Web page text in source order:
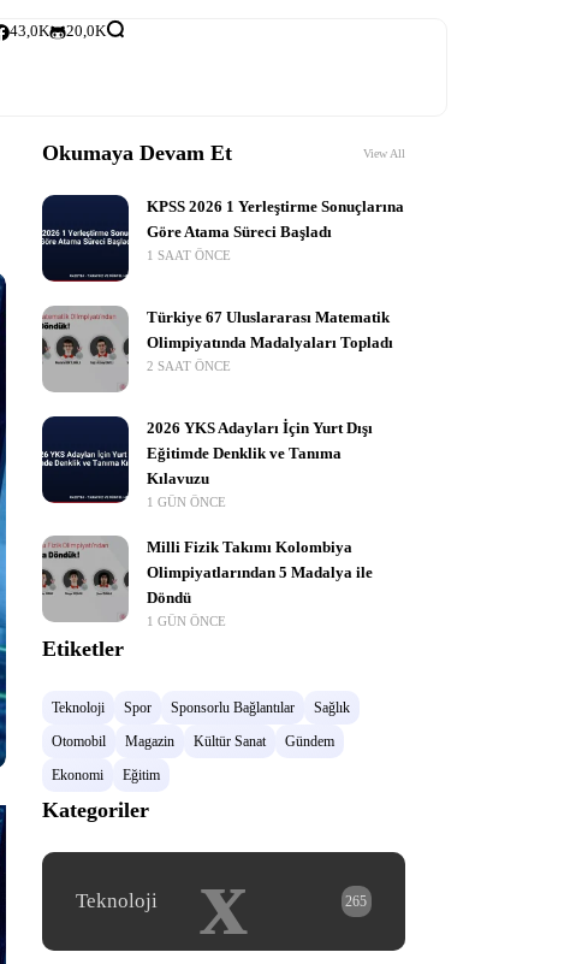
43,0K 20,0K
Okumaya Devam Et View All
KPSS 2026 1 Yerleştirme Sonuçlarına
Göre Atama Süreci Başladı
1 SAAT ÖNCE
Türkiye 67 Uluslararası Matematik
Olimpiyatında Madalyaları Topladı
2 SAAT ÖNCE
2026 YKS Adayları İçin Yurt Dışı
Eğitimde Denklik ve Tanıma
Kılavuzu
1 GÜN ÖNCE
Milli Fizik Takımı Kolombiya
Olimpiyatlarından 5 Madalya ile
Döndü
1 GÜN ÖNCE
Etiketler
Teknoloji Spor Sponsorlu Bağlantılar
Sağlık
Otomobil
Magazin Kültür Sanat
Gündem
Ekonomi
Eğitim
Kategoriler
x
Teknoloji 265